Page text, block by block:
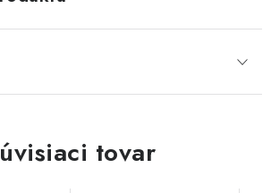
tovar